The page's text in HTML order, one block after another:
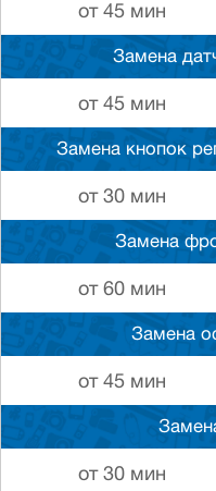
от 45 мин
Замена
от 45 мин
Замена кнопок
от 30 мин
Замена
от 60 мин
Замена
от 45 мин
от 30 мин